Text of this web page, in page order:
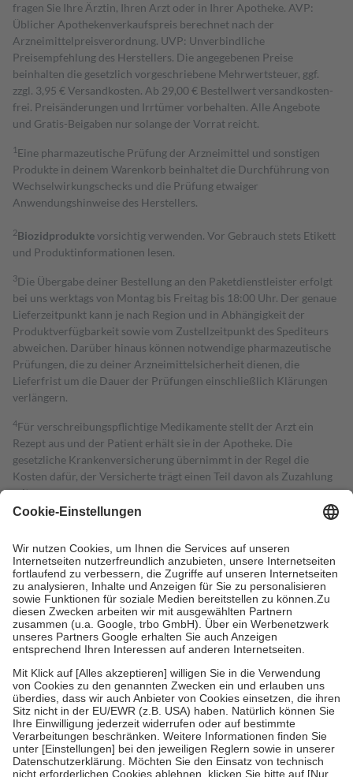
fragen Sie Ihre Ärztin, Ihren Arzt oder in Ihrer Apotheke. AVP:
Üblicher Apothekenverkaufspreis berechnet nach der
Arzneimittelpreisverordnung. UVP: Unverbindliche
Preisempfehlung des Herstellers. Die angegebenen Preise
beinhalten die gesetzlich vorgeschriebene Mehrwertsteuer, ggf.
zzgl. 3,95 € Versandkosten. Ab 29,00 € Bestell­wert versand­kosten­
frei. Preisänderungen und Irrtümer vorbehalten. Alle Angebote
und Gratis-Beigaben nur solange der Vorrat reicht.
1 Eine pharmazeutische Prüfung der Arzneimittel und sonstigen
Produkte in deinem Warenkorb beinhaltet die Durchführung von
Wechselwirkungschecks und die Prüfung etwaiger
Anwendungshinweise des Herstellers.
2Biozidproduktevorsichtig verwenden. Vor Gebrauch stets Etikett
und Produktinformationen lesen.
3Die Übergabe deiner Bestellung an den Paketdienstleister erfolgt
bei uns werktags von Montag bis Freitag bis 18:00 Uhr. Der genaue
Lieferzeitpunkt kann je nach Region und in Abhängigkeit der
Produktverfügbarkeit sowie vom Zustellzeitpunkt des Spediteurs
abweichen. Darüber hinaus können notwendige pharmazeutische
Prüfungen, die zu deiner Arzneimittelsicherheit dienen, die
Lieferfrist um die Dauer der Prüfungen einschließlich Klärungen
verlängern.
4Für verschreibungspflichtige Medikamente stellt der Arzt ein
Rezept aus und der Patient erhält sie in der Apotheke. Die
gesetzliche Krankenversicherung übernimmt in der Regel die
Kosten dafür, der Versicherte trägt einen Teil davon als Zuzahlung
mit.
Grundsätzlich leisten Mitglieder Zuzahlungen in Höhe von zehn
höchstens zehn Euro.
Es sind jedoch nie mehr als die tatsächlichen
Kosten der Leistung zu entrichten.
Diese Regeln gelten grundsätzlich auch für Online-Apotheken.
Bei Heilmitteln und häuslicher Krankenpflege beträgt die
Zuzahlung zehn Prozent der Kosten sowie zehn Euro je
Verordnung.
Um das Engagement der Versicherten für ihre eigene Gesundheit zu
stärken und die besondere Stellung der Familie zu unterstützen,
fallenkeine Zuzahlungenan bei:
• Kindern und Jugendlichen bis zum vollendeten 18. Lebensjahr
mit Ausnahme der Fahrkosten
• Untersuchungen zur Vorsorge und Früherkennung, die von der
GKV getragen werden
• empfohlenen Schutzimpfungen
• Harn- und Blutteststreifen